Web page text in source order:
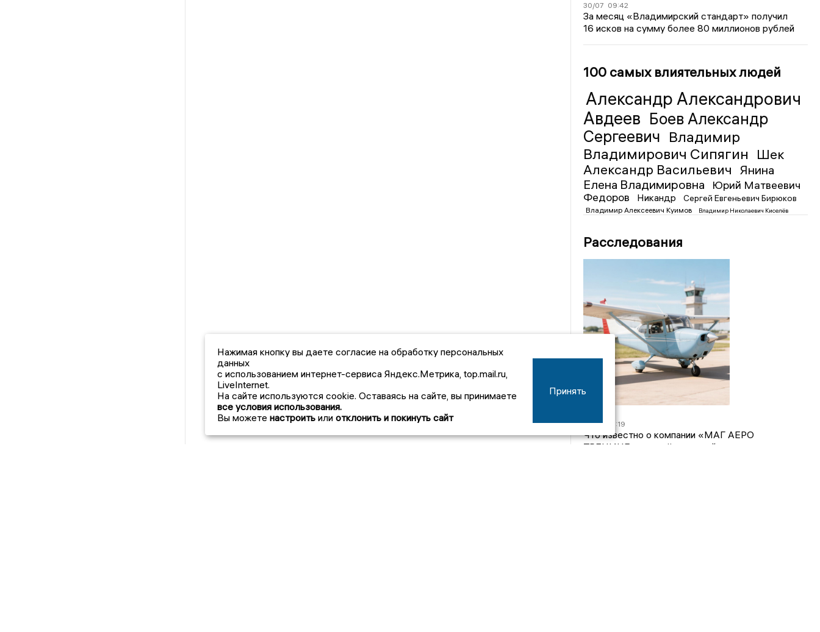
30/07 09:42
За месяц «Владимирский стандарт» получил
16 исков на сумму более 80 миллионов рублей
100 самых влиятельных людей
Александр Александрович
Авдеев Боев Александр
Сергеевич Владимир
Владимирович Сипягин Шек
Александр Васильевич
Янина
Елена Владимировна
Юрий Матвеевич
Федоров
Никандр Сергей Евгеньевич Бирюков
Владимир Алексеевич Куимов Владимир Николаевич Киселёв
Расследования
07/08 16:19
Что известно о компании «МАГ АЕРО
ТРЕНИНГ», самолёт которой потерпел крушение
Нажимая кнопку вы даете согласие на обработку персональных
данных
с использованием интернет-сервиса Яндекс.Метрика, top.mail.ru,
LiveInternet.
На сайте используются cookie. Оставаясь на сайте, вы принимаете
все условия использования.
Вы можете настроить или отклонить и покинуть сайт
Принять